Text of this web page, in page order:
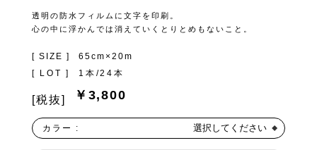
透明の防水フィルムに文字を印刷。
心の中に浮かんでは消えていくとりとめもないこと。
[ SIZE ]
65cm×20m
[ LOT ]
1本/24本
￥3,800
[税抜]
カラー : 選択してください